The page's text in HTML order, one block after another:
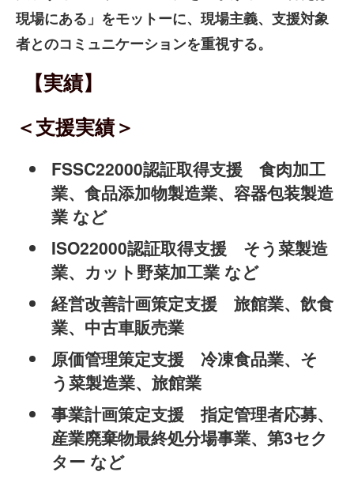
現場にある」をモットーに、現場主義、支援対象
者とのコミュニケーションを重視する。
【実績】
＜支援実績＞
FSSC22000認証取得支援 食肉加工
業、食品添加物製造業、容器包装製造
業 など
ISO22000認証取得支援 そう菜製造
業、カット野菜加工業 など
経営改善計画策定支援 旅館業、飲食
業、中古車販売業
原価管理策定支援 冷凍食品業、そ
う菜製造業、旅館業
事業計画策定支援 指定管理者応募、
産業廃棄物最終処分場事業、第3セク
ター など